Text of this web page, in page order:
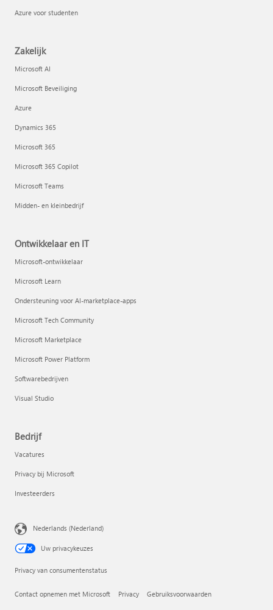
Azure voor studenten
Zakelijk
Microsoft AI
Microsoft Beveiliging
Azure
Dynamics 365
Microsoft 365
Microsoft 365 Copilot
Microsoft Teams
Midden- en kleinbedrijf
Ontwikkelaar en IT
Microsoft-ontwikkelaar
Microsoft Learn
Ondersteuning voor AI-marketplace-apps
Microsoft Tech Community
Microsoft Marketplace
Microsoft Power Platform
Softwarebedrijven
Visual Studio
Bedrijf
Vacatures
Privacy bij Microsoft
Investeerders
Nederlands (Nederland)
Uw privacykeuzes
Privacy van consumentenstatus
Contact opnemen met Microsoft Privacy Gebruiksvoorwaarden